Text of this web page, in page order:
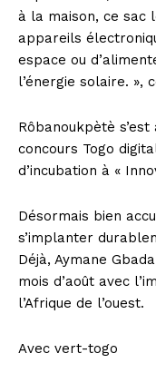
à la maison, ce sac
appareils
espace ou
l’énergie solaire. »,
Rôbanoukpètè
concours Togo
d’incubation à «
Désormais bien
s’implanter
Déjà, Aymane
mois d’août avec
l’Afrique de l’ouest.
Avec vert-togo